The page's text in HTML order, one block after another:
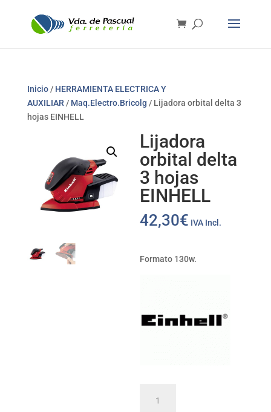
Inicio/ HERRAMIENTA ELECTRICA Y
AUXILIAR / Maq.Electro.Bricolg / Lijadora orbital delta 3
hojas EINHELL
Lijadora
orbital delta
3 hojas
EINHELL
42,30€ IVA Incl.
Formato 130w.
orbital